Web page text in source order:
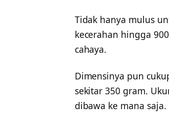
Tidak hanya mulus
kecerahan hingga
cahaya.
Dimensinya pun
sekitar 350 gram.
dibawa ke mana saja.